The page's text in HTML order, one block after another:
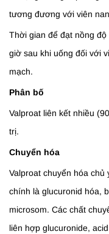
tương đương với viên
Thời gian để đạt nồng
giờ sau khi uống đối với
mạch.
Phân bố
Valproat liên kết nhiều
trị.
Chuyển hóa
Valproat chuyển hóa
chính là glucuronid hóa,
microsom. Các chất
liên hợp glucuronide,